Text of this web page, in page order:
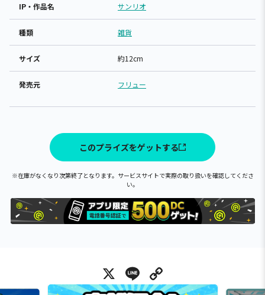
IP・作品名 サンリオ
種類 雑貨
サイズ 約12cm
発売元 フリュー
このプライズをゲットする
※在庫がなくなり次第終了となります。サービスサイトで実際の取り扱いを確認してくださ
い。
X Line